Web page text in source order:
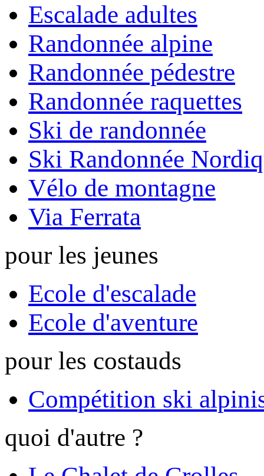
Escalade adultes
Randonnée alpine
Randonnée pédestre
Randonnée raquettes
Ski de randonnée
Ski Randonnée
Vélo de montagne
Via Ferrata
pour les jeunes
Ecole d'escalade
Ecole d'aventure
pour les costauds
Compétition ski
quoi d'autre ?